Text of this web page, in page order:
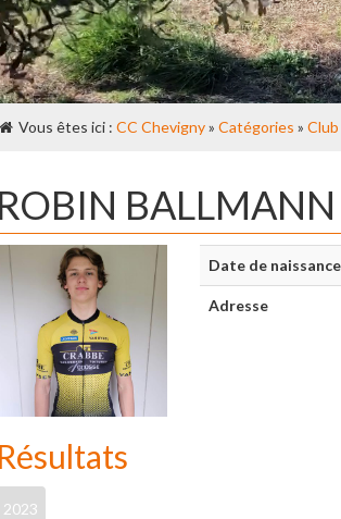
Vous êtes ici : CC Chevigny» Catégories » Club
ROBIN BALLMANN
Date de naissance
Adresse
Résultats
2023